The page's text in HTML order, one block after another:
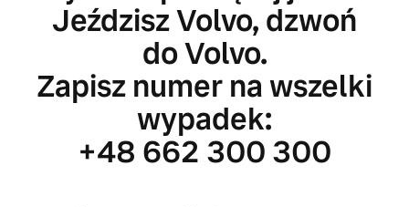
Jeździsz Volvo, dzwoń
do Volvo.
Zapisz numer na wszelki
wypadek:
+48 662 300 300